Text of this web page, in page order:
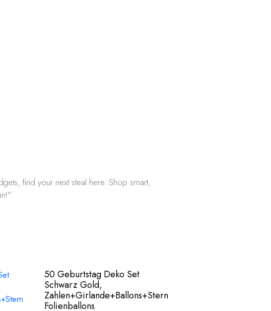
find your next steal here. Shop smart,
50 Geburtstag Deko Set
Schwarz Gold,
Zahlen+Girlande+Ballons+Stern
Folienballons